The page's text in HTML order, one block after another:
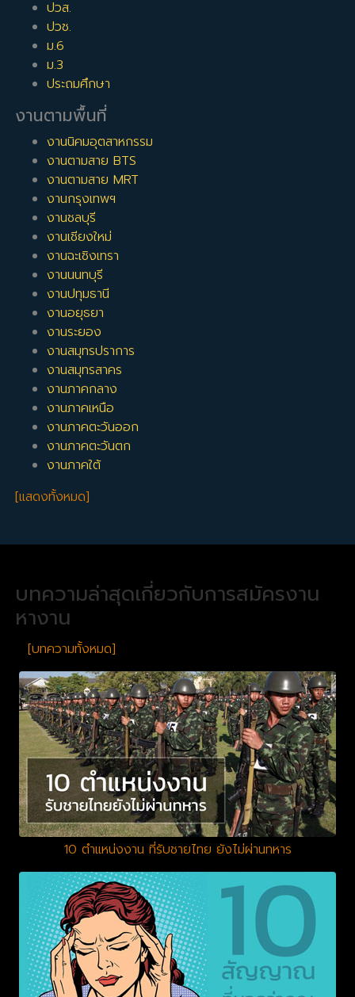
ปวส.
ปวช.
ม.6
ม.3
ประถมศึกษา
งานตามพื้นที่
งานนิคมอุตสาหกรรม
งานตามสาย BTS
งานตามสาย MRT
งานกรุงเทพฯ
งานชลบุรี
งานเชียงใหม่
งานฉะเชิงเทรา
งานนนทบุรี
งานปทุมธานี
งานอยุธยา
งานระยอง
งานสมุทรปราการ
งานสมุทรสาคร
งานภาคกลาง
งานภาคเหนือ
งานภาคตะวันออก
งานภาคตะวันตก
งานภาคใต้
[แสดงทั้งหมด]
บทความล่าสุดเกี่ยวกับการสมัครงาน
หางาน
[บทความทั้งหมด]
10 ตำแหน่งงาน ที่รับชายไทย ยังไม่ผ่านทหาร